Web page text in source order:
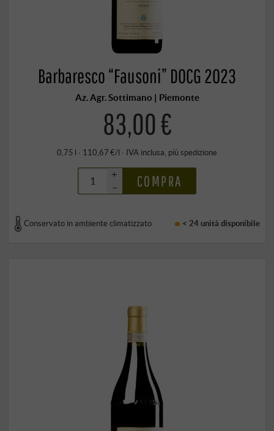
Barbaresco “Fausoni” DOCG 2023
Az. Agr. Sottimano | Piemonte
83,00 €
0,75 l · 110,67 €/l · IVA inclusa , più spedizione
+
–
COMPRA
Conservato in ambiente climatizzato < 24 unità disponibile